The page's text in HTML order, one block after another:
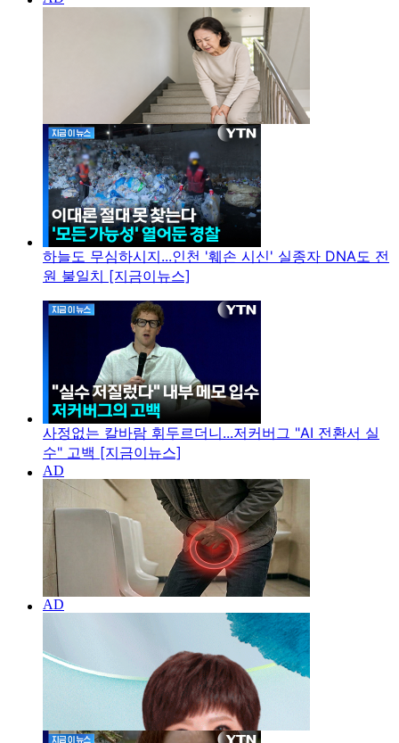
하늘도 무심하시지...인천 '훼손 시신' 실종자 DNA도 전
원 불일치 [지금이뉴스]
사정없는 칼바람 휘두르더니...저커버그 "AI 전환서 실
수" 고백 [지금이뉴스]